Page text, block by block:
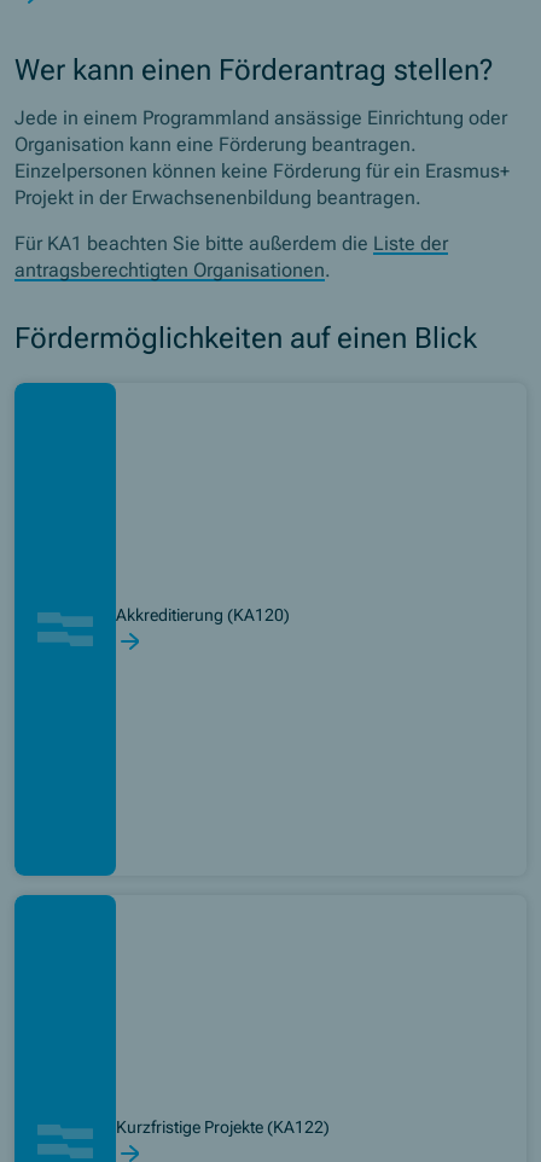
Wer kann einen Förderantrag stellen?
Jede in einem Programmland ansässige Einrichtung oder
Organisation kann eine Förderung beantragen.
Einzelpersonen können keine Förderung für ein Erasmus+
Projekt in der Erwachsenenbildung beantragen.
Für KA1 beachten Sie bitte außerdem die Liste der
antragsberechtigten Organisationen.
Fördermöglichkeiten auf einen Blick
Akkreditierung (KA120)
Kurzfristige Projekte (KA122)